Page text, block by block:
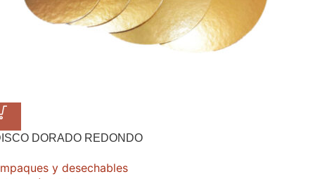
DORADO REDONDO
y desechables